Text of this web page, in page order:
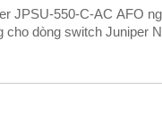
JPSU-550-C-AC AFO
cho dòng switch Juniper